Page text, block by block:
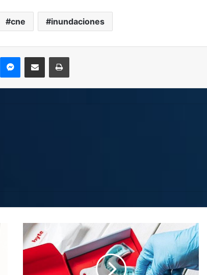
cne inundaciones
MessengerCompartir por correo electrónicoImprimir
Empresa
“Byte”
contratará
150
personas